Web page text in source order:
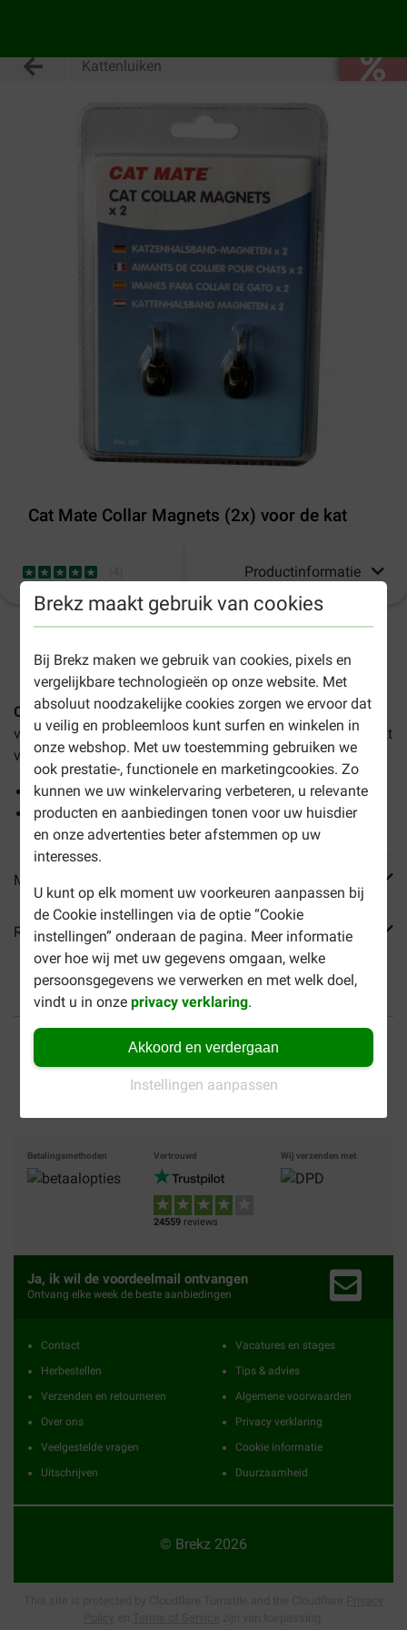
Brekz maakt gebruik van cookies
Bij Brekz maken we gebruik van cookies, pixels en
vergelijkbare technologieën op onze website. Met
absoluut noodzakelijke cookies zorgen we ervoor dat
u veilig en probleemloos kunt surfen en winkelen in
onze webshop. Met uw toestemming gebruiken we
ook prestatie-, functionele en marketingcookies. Zo
kunnen we uw winkelervaring verbeteren, u relevante
producten en aanbiedingen tonen voor uw huisdier
en onze advertenties beter afstemmen op uw
interesses.
U kunt op elk moment uw voorkeuren aanpassen bij
de Cookie instellingen via de optie “Cookie
instellingen” onderaan de pagina. Meer informatie
over hoe wij met uw gegevens omgaan, welke
persoonsgegevens we verwerken en met welk doel,
vindt u in onzeprivacy verklaring.
Akkoord en verdergaan
Instellingen aanpassen
Kattenluiken
Cat Mate Collar Magnets (2x) voor de kat
Productinformatie
Cat Mate Collar Magnets (2x) voor de kat zijn magneetjes
voor aan de halsband van uw kat (of hond) en zijn geschikt
voor diverse Cat Mate elektromagnetische kattenluiken.
Geschikt voor diverse Cat Mate kattenluiken
2 magneetjes in 1 verpakking
Meer informatie
Reviews
Tot 40% goedkoper Veilig betalen
Gratis bezorging vanaf €
Betalingsmethoden Vertrouwd
24559 reviews
Wij verzenden met
Ja, ik wil de voordeelmail ontvangen
Ontvang elke week de beste aanbiedingen
Contact
Herbestellen
Verzenden en retourneren
Over ons
Veelgestelde vragen
Uitschrijven
Vacatures en stages
Tips & advies
Algemene voorwaarden
Privacy verklaring
Cookie informatie
Duurzaamheid
© Brekz 2026